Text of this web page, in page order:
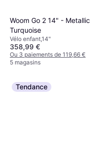
Woom Go 2 14" - Metallic
Turquoise
Vélo enfant,14"
358,99 €
Ou 3 paiements de 119,66 €
5 magasins
Tendance